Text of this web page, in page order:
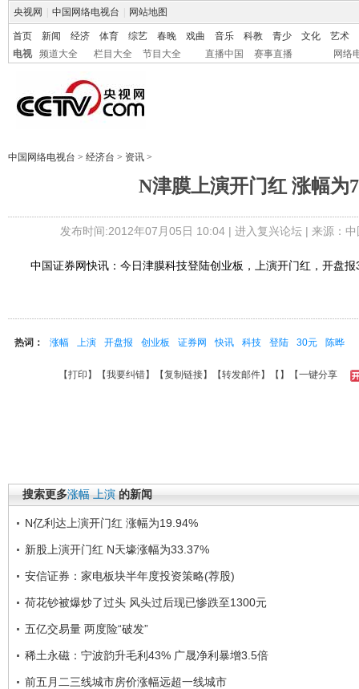
央视网 中国网络电视台 网站地图
首页 新闻 经济 体育 综艺 春晚 戏曲 音乐 科教 青少 文化
艺术
电视
频道大全 栏目大全 节目大全 直播中国 赛事直播 网络
中国网络电视台 > 经济台 > 资讯 >
N津膜上演开门红 涨幅为
发布时间:2012年07月05日 10:04 | 进入复兴论坛| 来源：
中国证券网快讯：今日津膜科技登陆创业板，上演开门红，开盘报
热词： 涨幅 上演 开盘报 创业板 证券网 快讯 科技 登陆 30元 陈晔
【打印 】【我要纠错】【复制链接】【转发邮件】【 】 【一键分享
搜索更多涨幅 上演 的新闻
N亿利达上演开门红 涨幅为19.94%
新股上演开门红 N天壕涨幅为33.37%
安信证券：家电板块半年度投资策略(荐股)
荷花钞被爆炒了过头 风头过后现已惨跌至1300元
五亿交易量 两度险“破发”
稀土永磁：宁波韵升毛利43% 广晟净利暴增3.5倍
前五月二三线城市房价涨幅远超一线城市